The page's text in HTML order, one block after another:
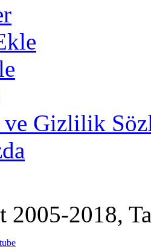
ve Gizlilik
2018,